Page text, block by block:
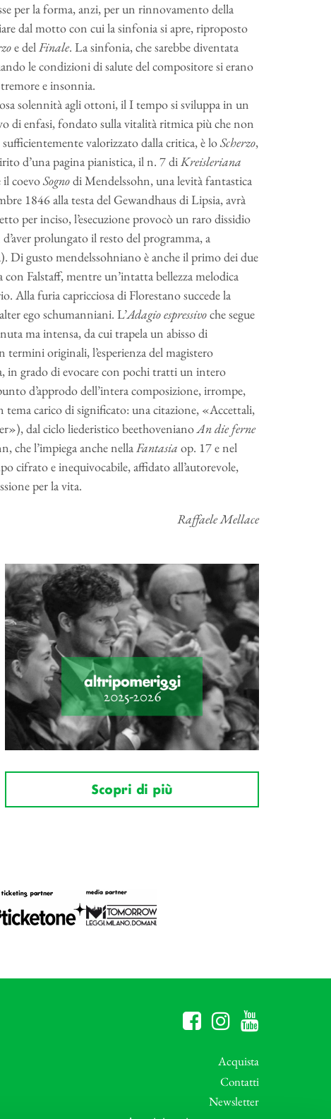
per la forma, anzi, per un rinnovamento della
dal motto con cui la sinfonia si apre, riproposto
e delFinale. La sinfonia, che sarebbe diventata
le condizioni di salute del compositore si erano
e insonnia.
solennità agli ottoni, il I tempo si sviluppa in un
di enfasi, fondato sulla vitalità ritmica più che non
valorizzato dalla critica, è loScherzo,
d’una pagina pianistica, il n. 7 diKreisleriana
il coevoSognodi Mendelssohn, una levità fantastica
1846 alla testa del Gewandhaus di Lipsia, avrà
per inciso, l’esecuzione provocò un raro dissidio
prolungato il resto del programma, a
Di gusto mendelssohniano è anche il primo dei due
Falstaff, mentre un’intatta bellezza melodica
Alla furia capricciosa di Florestano succede la
ego schumanniani. L’Adagio espressivoche segue
ma intensa, da cui trapela un abisso di
originali, l’esperienza del magistero
in grado di evocare con pochi tratti un intero
d’approdo dell’intera composizione, irrompe,
tema carico di significato: una citazione, «Accettali,
dal ciclo liederistico beethovenianoAn die ferne
che l’impiega anche nellaFantasia op. 17 e nel
cifrato e inequivocabile, affidato all’autorevole,
per la vita.
Raffaele Mellace
Scopri di più
Acquista
Contatti
Newsletter